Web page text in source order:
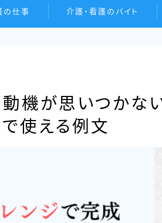
の仕事 介護・看護のバイト
機が思いつかな
使える例文